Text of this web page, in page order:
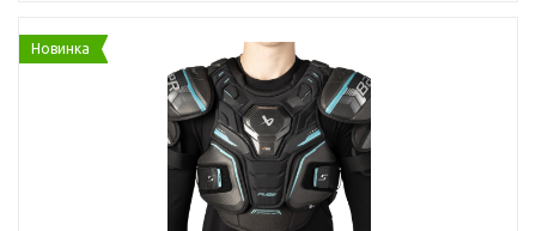
Новинка